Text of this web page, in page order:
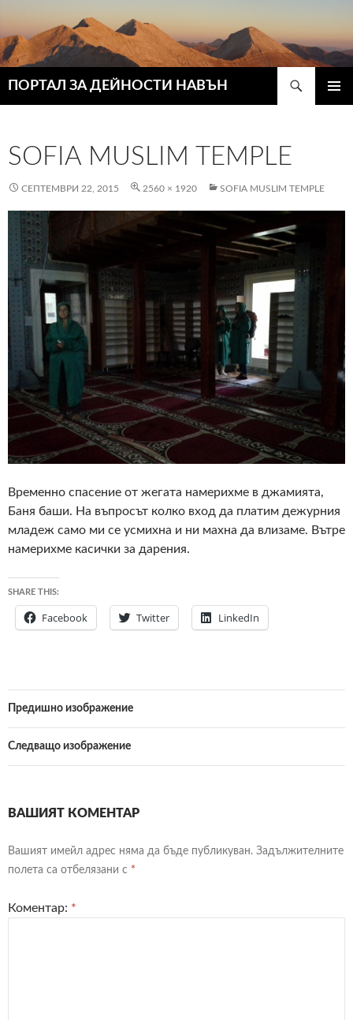
ПОРТАЛ ЗА ДЕЙНОСТИ НАВЪН
SOFIA MUSLIM TEMPLE
СЕПТЕМВРИ 22, 2015 2560 × 1920 SOFIA MUSLIM TEMPLE
Временно спасение от жегата намерихме в джамията,
Баня баши. На въпросът колко вход да платим дежурния
младеж само ми се усмихна и ни махна да влизаме. Вътре
намерихме касички за дарения.
SHARE THIS:
Facebook Twitter LinkedIn
Предишно изображение
Следващо изображение
ВАШИЯТ КОМЕНТАР
Вашият имейл адрес няма да бъде публикуван. Задължителните
полета са отбелязани с *
Коментар: *